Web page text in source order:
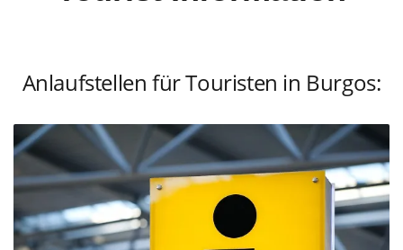
Anlaufstellen für Touristen in Burgos: